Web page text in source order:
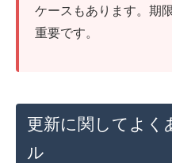
ケースもあります。期
重要です。
更新に関してよく
ル